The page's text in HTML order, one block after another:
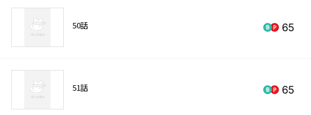
50話 65
51話 65